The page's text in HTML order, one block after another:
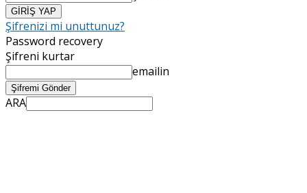
Şifrenizi mi unuttunuz?
Password recovery
Şifreni kurtar
emailin
ARA